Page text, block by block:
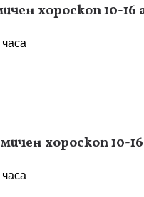
хороскоп 10-16
хороскоп 10-